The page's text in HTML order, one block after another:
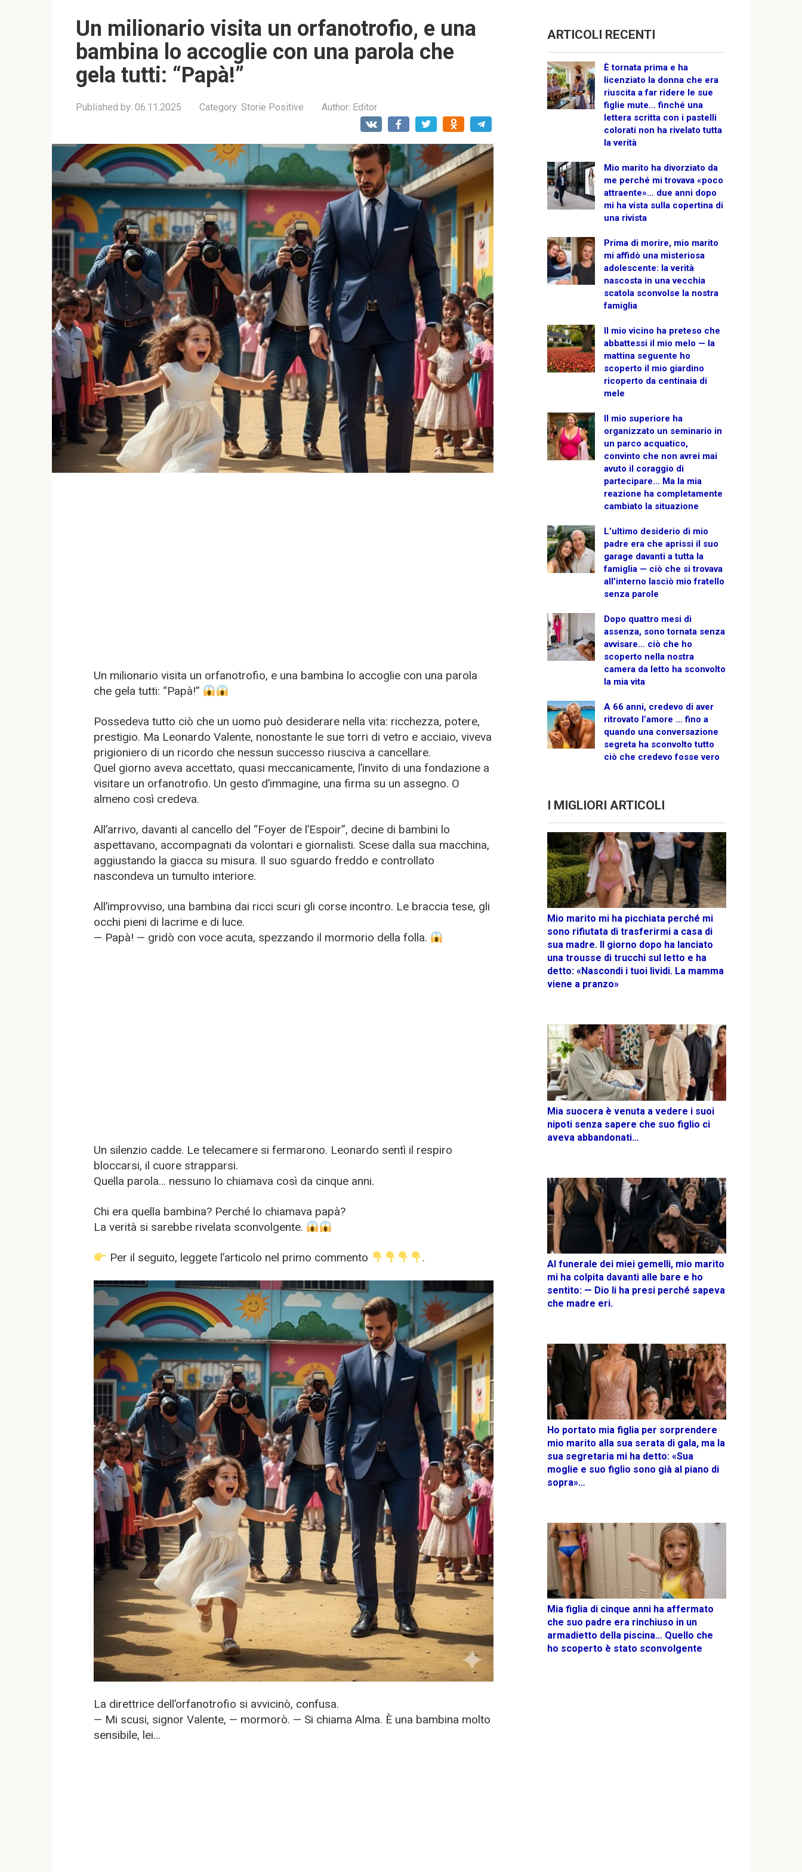
Un milionario visita un orfanotrofio, e una
bambina lo accoglie con una parola che
gela tutti: “Papà!”
Published by: 06.11.2025 Category: Storie Positive Author: Editor
Un milionario visita un orfanotrofio, e una bambina lo accoglie con una parola
che gela tutti: “Papà!”
Possedeva tutto ciò che un uomo può desiderare nella vita: ricchezza, potere,
prestigio. Ma Leonardo Valente, nonostante le sue torri di vetro e acciaio, viveva
prigioniero di un ricordo che nessun successo riusciva a cancellare.
Quel giorno aveva accettato, quasi meccanicamente, l’invito di una fondazione a
visitare un orfanotrofio. Un gesto d’immagine, una firma su un assegno. O
almeno così credeva.
All’arrivo, davanti al cancello del “Foyer de l’Espoir”, decine di bambini lo
aspettavano, accompagnati da volontari e giornalisti. Scese dalla sua macchina,
aggiustando la giacca su misura. Il suo sguardo freddo e controllato
nascondeva un tumulto interiore.
All’improvviso, una bambina dai ricci scuri gli corse incontro. Le braccia tese, gli
occhi pieni di lacrime e di luce.
— Papà! — gridò con voce acuta, spezzando il mormorio della folla.
Un silenzio cadde. Le telecamere si fermarono. Leonardo sentì il respiro
bloccarsi, il cuore strapparsi.
Quella parola… nessuno lo chiamava così da cinque anni.
Chi era quella bambina? Perché lo chiamava papà?
La verità si sarebbe rivelata sconvolgente.
Per il seguito, leggete l’articolo nel primo commento .
La direttrice dell’orfanotrofio si avvicinò, confusa.
— Mi scusi, signor Valente, — mormorò. — Si chiama Alma. È una bambina molto
sensibile, lei…
ARTICOLI RECENTI
È tornata prima e ha
licenziato la donna che era
riuscita a far ridere le sue
figlie mute… finché una
lettera scritta con i pastelli
colorati non ha rivelato tutta
la verità
Mio marito ha divorziato da
me perché mi trovava «poco
attraente»… due anni dopo
mi ha vista sulla copertina di
una rivista
Prima di morire, mio marito
mi affidò una misteriosa
adolescente: la verità
nascosta in una vecchia
scatola sconvolse la nostra
famiglia
Il mio vicino ha preteso che
abbattessi il mio melo — la
mattina seguente ho
scoperto il mio giardino
ricoperto da centinaia di
mele
Il mio superiore ha
organizzato un seminario in
un parco acquatico,
convinto che non avrei mai
avuto il coraggio di
partecipare… Ma la mia
reazione ha completamente
cambiato la situazione
L’ultimo desiderio di mio
padre era che aprissi il suo
garage davanti a tutta la
famiglia — ciò che si trovava
all’interno lasciò mio fratello
senza parole
Dopo quattro mesi di
assenza, sono tornata senza
avvisare… ciò che ho
scoperto nella nostra
camera da letto ha sconvolto
la mia vita
A 66 anni, credevo di aver
ritrovato l’amore … fino a
quando una conversazione
segreta ha sconvolto tutto
ciò che credevo fosse vero
I MIGLIORI ARTICOLI
Mio marito mi ha picchiata perché mi
sono rifiutata di trasferirmi a casa di
sua madre. Il giorno dopo ha lanciato
una trousse di trucchi sul letto e ha
detto: «Nascondi i tuoi lividi. La mamma
viene a pranzo»
Mia suocera è venuta a vedere i suoi
nipoti senza sapere che suo figlio ci
aveva abbandonati…
Al funerale dei miei gemelli, mio marito
mi ha colpita davanti alle bare e ho
sentito: — Dio li ha presi perché sapeva
che madre eri.
Ho portato mia figlia per sorprendere
mio marito alla sua serata di gala, ma la
sua segretaria mi ha detto: «Sua
moglie e suo figlio sono già al piano di
sopra»…
Mia figlia di cinque anni ha affermato
che suo padre era rinchiuso in un
armadietto della piscina… Quello che
ho scoperto è stato sconvolgente